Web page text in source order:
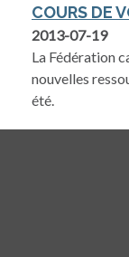
COURS DE
2013-07-19
La Fédération
nouvelles
été.